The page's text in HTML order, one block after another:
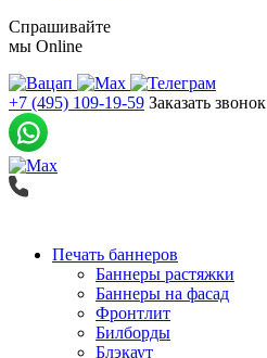
Спрашивайте
мы Online
+7 (495) 109-19-59 Заказать звонок
Печать баннеров
Баннеры растяжки
Баннеры на фасад
Фронтлит
Билборды
Блэкаут